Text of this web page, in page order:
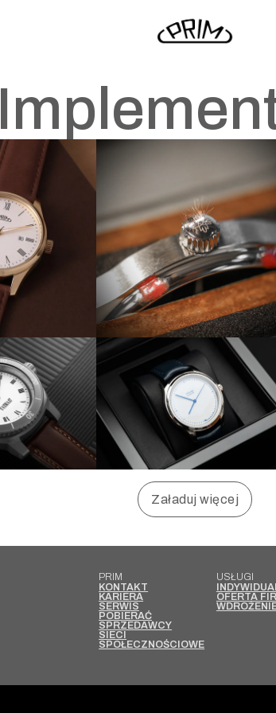
Załaduj więcej
PRIM
KONTAKT
KARIERA
SERWIS
POBIERAĆ
SPRZEDAWCY
SIECI
SPOŁECZNOŚCIOWE
USŁUGI
OFERTA